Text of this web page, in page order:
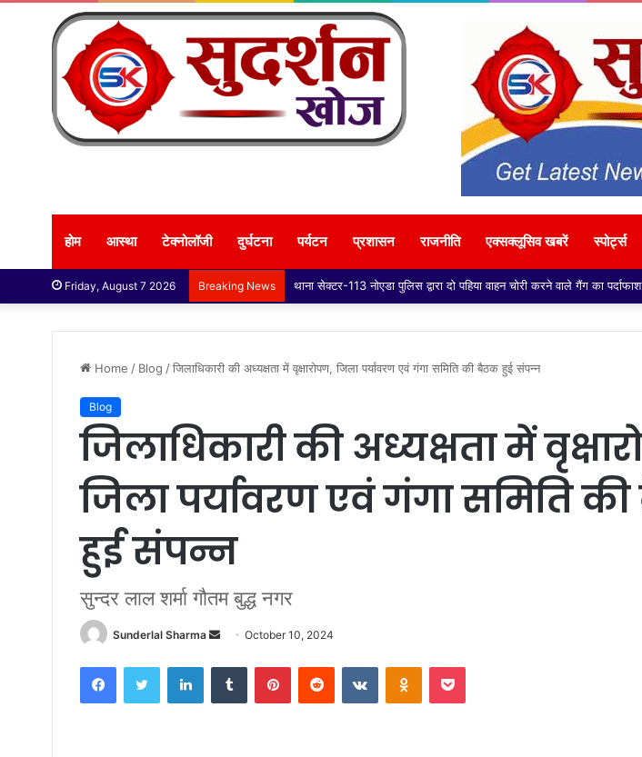
होम आस्था टेक्नोलॉजी दुर्घटना पर्यटन प्रशासन राजनीति एक्सक्लूसिव खबरें स्पोर्ट्स
Friday, August 7 2026 Breaking News
Home / Blog /जिलाधिकारी की अध्यक्षता में वृक्षारोपण, जिला पर्यावरण एवं गंगा समिति की बैठक हुई संपन्न
Blog
जिलाधिकारी की अध्यक्षता में
जिला पर्यावरण एवं गंगा समिति
हुई संपन्न
सुन्दर लाल शर्मा गौतम बुद्ध नगर
Sunderlal Sharma
Send
email
October 10, 2024
FacebookTwitter LinkedInTumblr PinterestReddit VKontakteOdnoklassniki
Pocket